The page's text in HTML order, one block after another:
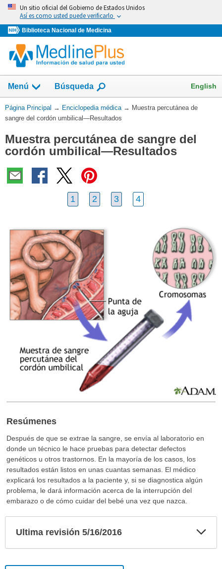
Omita
vaya
al
Contenido
Un sitio oficial del Gobierno de Estados Unidos
Así es como usted puede verificarlo
Biblioteca Nacional de Medicina
Menú Búsqueda English
Usted
está
Página Principal → Enciclopedia médica → Muestra percutánea de
sangre del cordón umbilical—Resultados
Muestra percutánea de sangre del
cordón umbilical—Resultados
1 2 3 4
Resúmenes
Después de que se extrae la sangre, se envía al laboratorio en
donde un técnico le hace pruebas para detectar defectos
genéticos u otros trastornos. En la mayoría de los casos, los
resultados están listos en unas cuantas semanas. El médico
explicará los resultados a la paciente y, si se diagnostica algún
problema, le dará información acerca de la interrupción del
embarazo o de cómo cuidar del bebé una vez que nazca.
Ultima revisión 5/16/2016